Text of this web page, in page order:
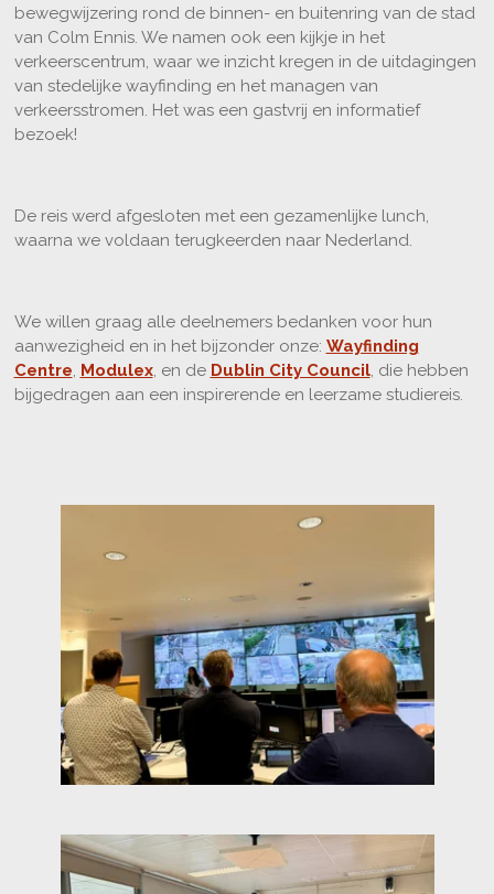
bewegwijzering rond de binnen- en buitenring van de stad
van Colm Ennis. We namen ook een kijkje in het
verkeerscentrum, waar we inzicht kregen in de uitdagingen
van stedelijke wayfinding en het managen van
verkeersstromen. Het was een gastvrij en informatief
bezoek!
De reis werd afgesloten met een gezamenlijke lunch,
waarna we voldaan terugkeerden naar Nederland.
We willen graag alle deelnemers bedanken voor hun
aanwezigheid en in het bijzonder onze: Wayfinding
Centre, Modulex, en de Dublin City Council, die hebben
bijgedragen aan een inspirerende en leerzame studiereis.